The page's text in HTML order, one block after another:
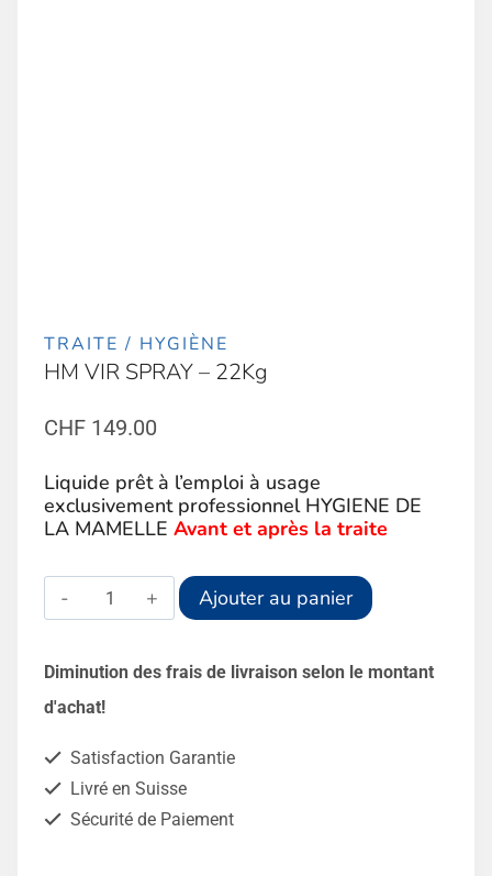
TRAITE / HYGIÈNE
HM VIR SPRAY – 22Kg
CHF 149.00
Liquide prêt à l’emploi à usage
exclusivement professionnel HYGIENE DE
LA MAMELLE Avant et après la traite
quantité
HM
VIR
-
Ajouter au panier
Diminution des frais de livraison selon le montant
d'achat!
Satisfaction Garantie
Livré en Suisse
Sécurité de Paiement